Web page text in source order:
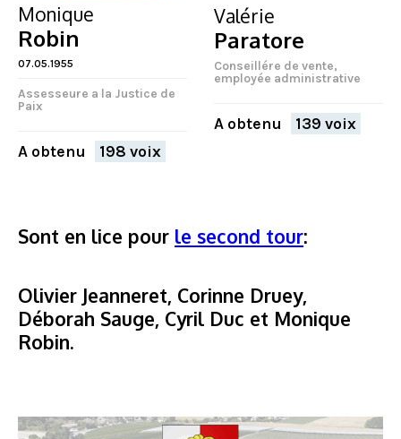
Monique
Robin
07.05.1955
Assesseure a la Justice de
Paix
A obtenu 198 voix
Valérie
Paratore
Conseillére de vente,
employée administrative
A obtenu 139 voix
FERMER
Sont en lice pour le second tour:
Olivier Jeanneret, Corinne Druey,
Déborah Sauge, Cyril Duc et Monique
Robin.